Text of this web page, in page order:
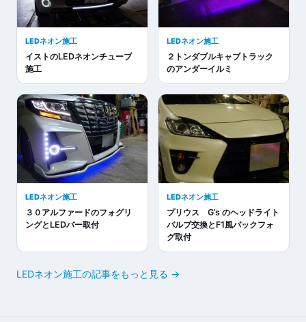
LEDネオン施工
イストのLEDネオンチューブ
施工
LEDネオン施工
２トンダブルキャブトラック
のアンダーイルミ
LEDネオン施工
３０アルファードのフォグリ
ングとLEDバー取付
LEDネオン施工
プリウス G’s のヘッドライト
バルブ交換とF1風バックフォ
グ取付
LEDネオン施工の記事をもっと見る →